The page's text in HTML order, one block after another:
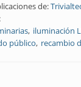
de:
iluminación
público recambio
Diez años en